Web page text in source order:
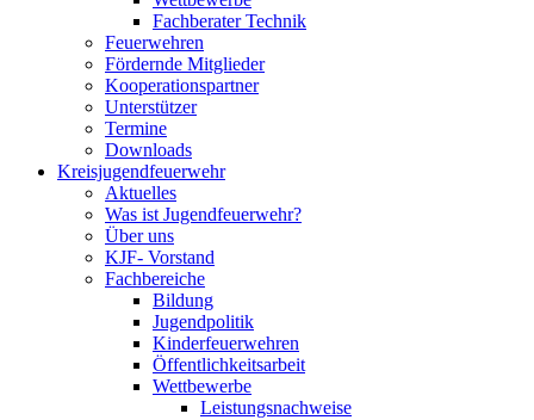
Fachberater Technik
Feuerwehren
Fördernde Mitglieder
Kooperationspartner
Unterstützer
Termine
Downloads
Kreisjugendfeuerwehr
Aktuelles
Was ist Jugendfeuerwehr?
Über uns
KJF- Vorstand
Fachbereiche
Bildung
Jugendpolitik
Kinderfeuerwehren
Öffentlichkeitsarbeit
Wettbewerbe
Leistungsnachweise